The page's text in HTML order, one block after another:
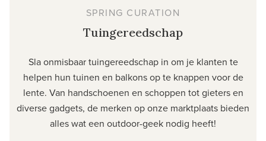
SPRING CURATION
Tuingereedschap
Sla onmisbaar tuingereedschap in om je klanten te
helpen hun tuinen en balkons op te knappen voor de
lente. Van handschoenen en schoppen tot gieters en
diverse gadgets, de merken op onze marktplaats bieden
alles wat een outdoor-geek nodig heeft!